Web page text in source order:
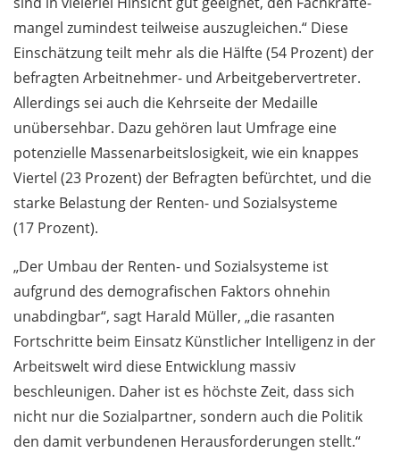
mangel zumindest teilweise auszugleichen.“ Diese
Einschätzung teilt mehr als die Hälfte (54 Prozent) der
befragten Arbeitnehmer- und Arbeitgebervertreter.
Allerdings sei auch die Kehrseite der Medaille
unübersehbar. Dazu gehören laut Umfrage eine
potenzielle Massenarbeitslosigkeit, wie ein knappes
Viertel (23 Prozent) der Befragten befürchtet, und die
starke Belastung der Renten- und Sozialsysteme
(17 Prozent).
„Der Umbau der Renten- und Sozialsysteme ist
aufgrund des demografischen Faktors ohnehin
unabdingbar“, sagt Harald Müller, „die rasanten
Fortschritte beim Einsatz Künstlicher Intelligenz in der
Arbeitswelt wird diese Entwicklung massiv
beschleunigen. Daher ist es höchste Zeit, dass sich
nicht nur die Sozialpartner, sondern auch die Politik
den damit verbundenen Herausforderungen stellt.“